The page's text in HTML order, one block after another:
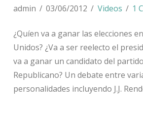
admin 03/06/2012 Videos 1
¿Quíen va a ganar las elecciones
Unidos? ¿Va a ser reelecto el
va a ganar un candidato del partido
Republicano? Un debate entre
personalidades incluyendo J.J.